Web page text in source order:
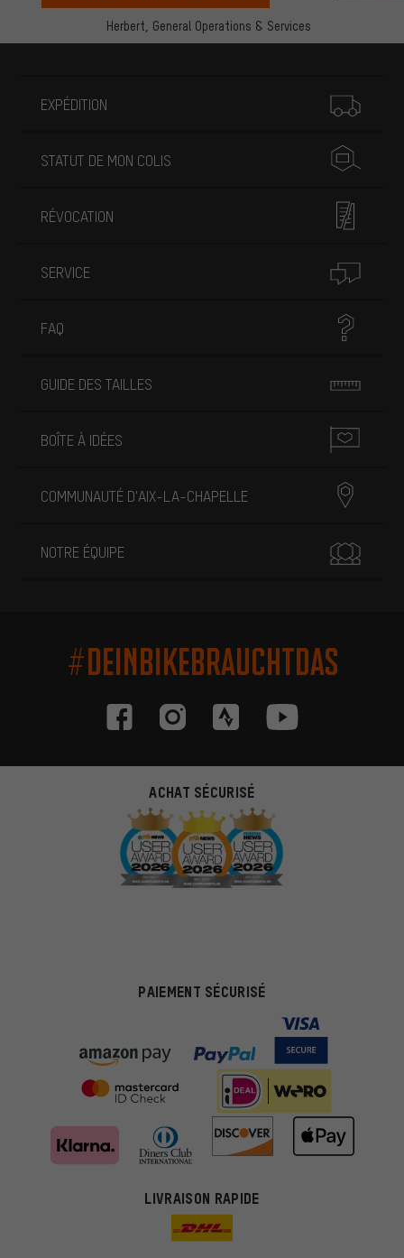
Herbert, General Operations & Services
EXPÉDITION
STATUT DE MON COLIS
RÉVOCATION
SERVICE
FAQ
GUIDE DES TAILLES
BOÎTE À IDÉES
COMMUNAUTÉ D'AIX-LA-CHAPELLE
NOTRE ÉQUIPE
#DEINBIKEBRAUCHTDAS
ACHAT SÉCURISÉ
PAIEMENT SÉCURISÉ
LIVRAISON RAPIDE
Des offres plus adaptées
pertinentes. Les cookies de marketing nous aident à identifier tes
intérêts et à te présenter des offres et des conseils sur mesure.